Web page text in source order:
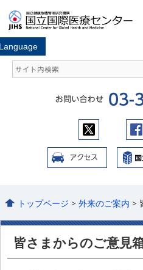
トップページ >外来のご案内 >
皆さまからのご意見